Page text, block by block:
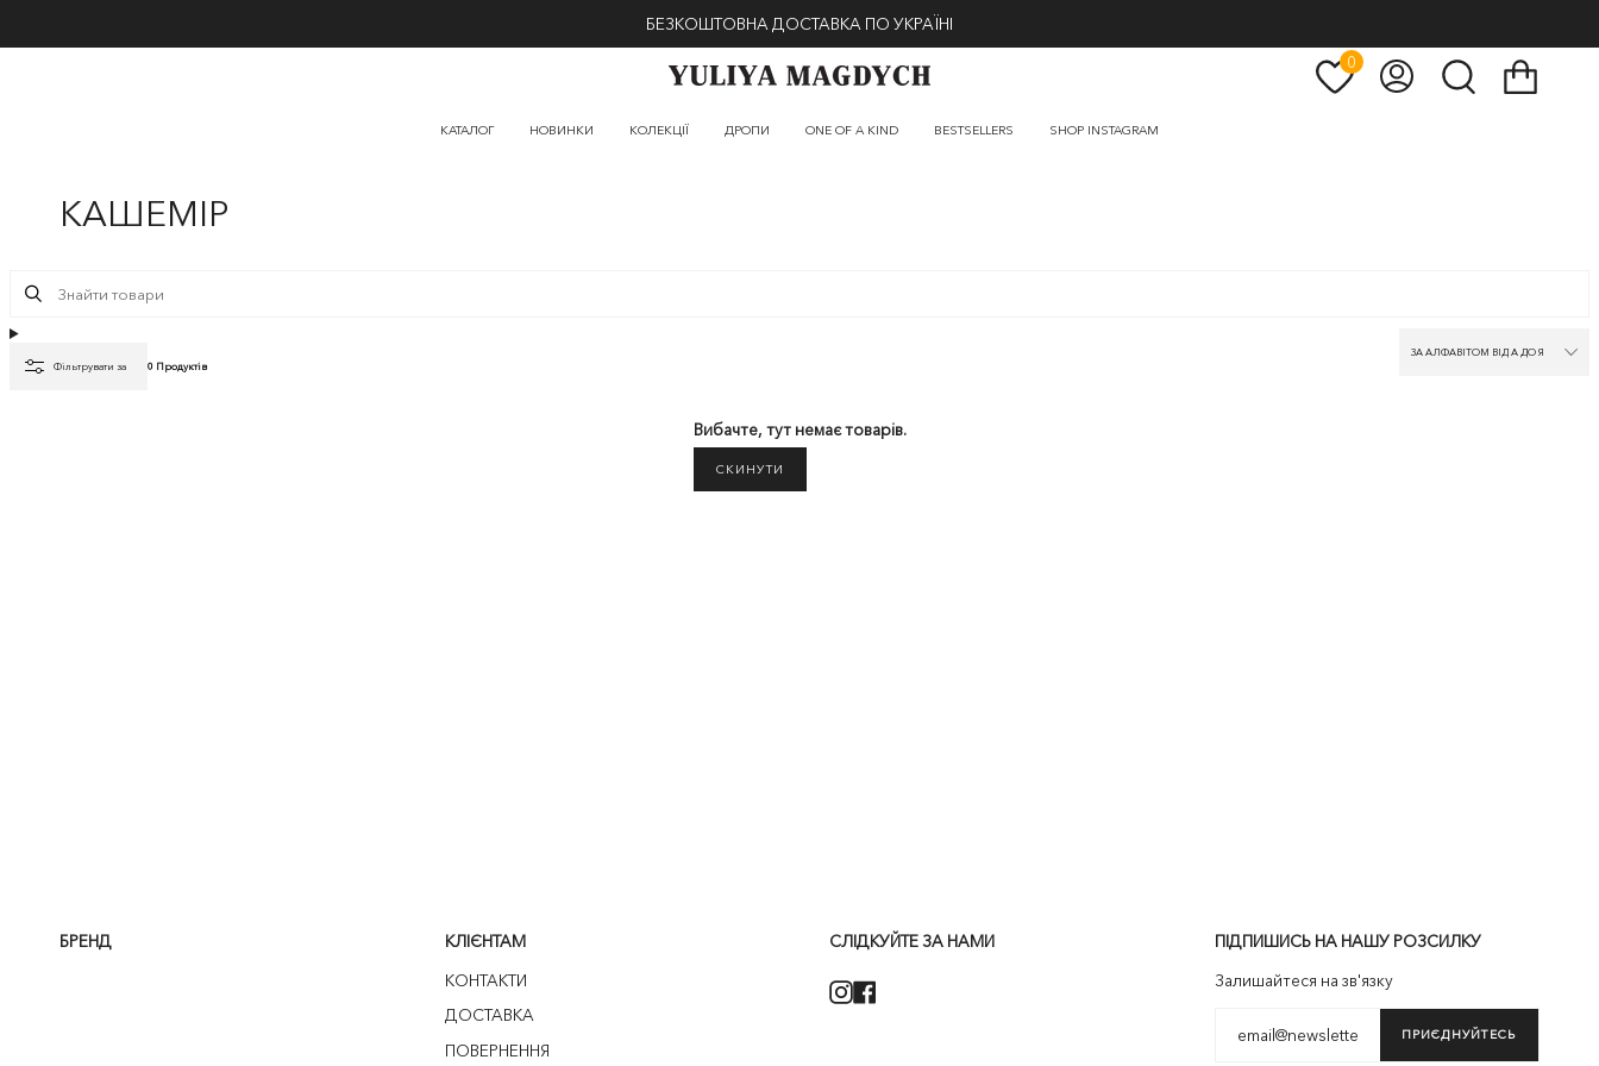
БЕЗКОШТОВНА ДОСТАВКА ПО УКРАЇНІ
0
Мій
Пошук
КАТАЛОГ НОВИНКИ КОЛЕКЦІЇ ДРОПИ ONE OF A KIND BESTSELLERS SHOP INSTAGRAM
КАШЕМІР
Фільтрувати за 0 Продуктів
Вибачте, тут немає товарів.
СКИНУТИ
БРЕНД КЛІЄНТАМ
КОНТАКТИ
ДОСТАВКА
ПОВЕРНЕННЯ
СЛІДКУЙТЕ ЗА НАМИ
Instagram
ПІДПИШИСЬ НА НАШУ РОЗСИЛКУ
Залишайтеся на зв'язку
ПРИЄДНУЙТЕСЬ